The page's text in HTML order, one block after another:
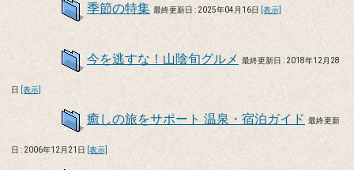
季節の特集 最終更新日 : 2025年04月16日 [表示]
今を逃すな！山陰旬グルメ 最終更新日 : 2018年12月28
日 [表示]
癒しの旅をサポート 温泉・宿泊ガイド 最終更新
日 : 2006年12月21日 [表示]